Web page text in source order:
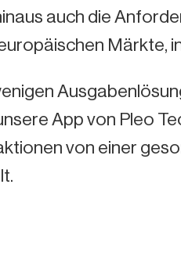
auch die
Märkte,
App von Pleo
von einer